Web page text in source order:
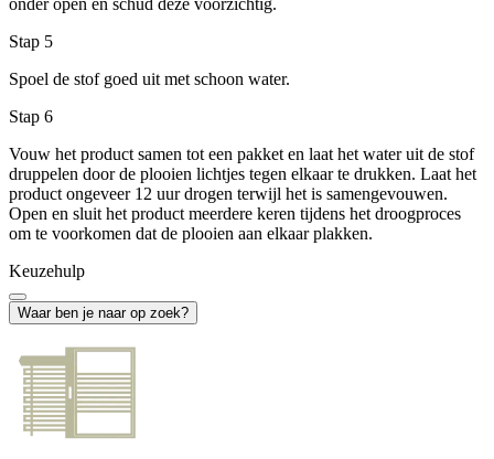
onder open en schud deze voorzichtig.
Stap 5
Spoel de stof goed uit met schoon water.
Stap 6
Vouw het product samen tot een pakket en laat het water uit de stof
druppelen door de plooien lichtjes tegen elkaar te drukken. Laat het
product ongeveer 12 uur drogen terwijl het is samengevouwen.
Open en sluit het product meerdere keren tijdens het droogproces
om te voorkomen dat de plooien aan elkaar plakken.
Keuzehulp
Waar ben je naar op zoek?